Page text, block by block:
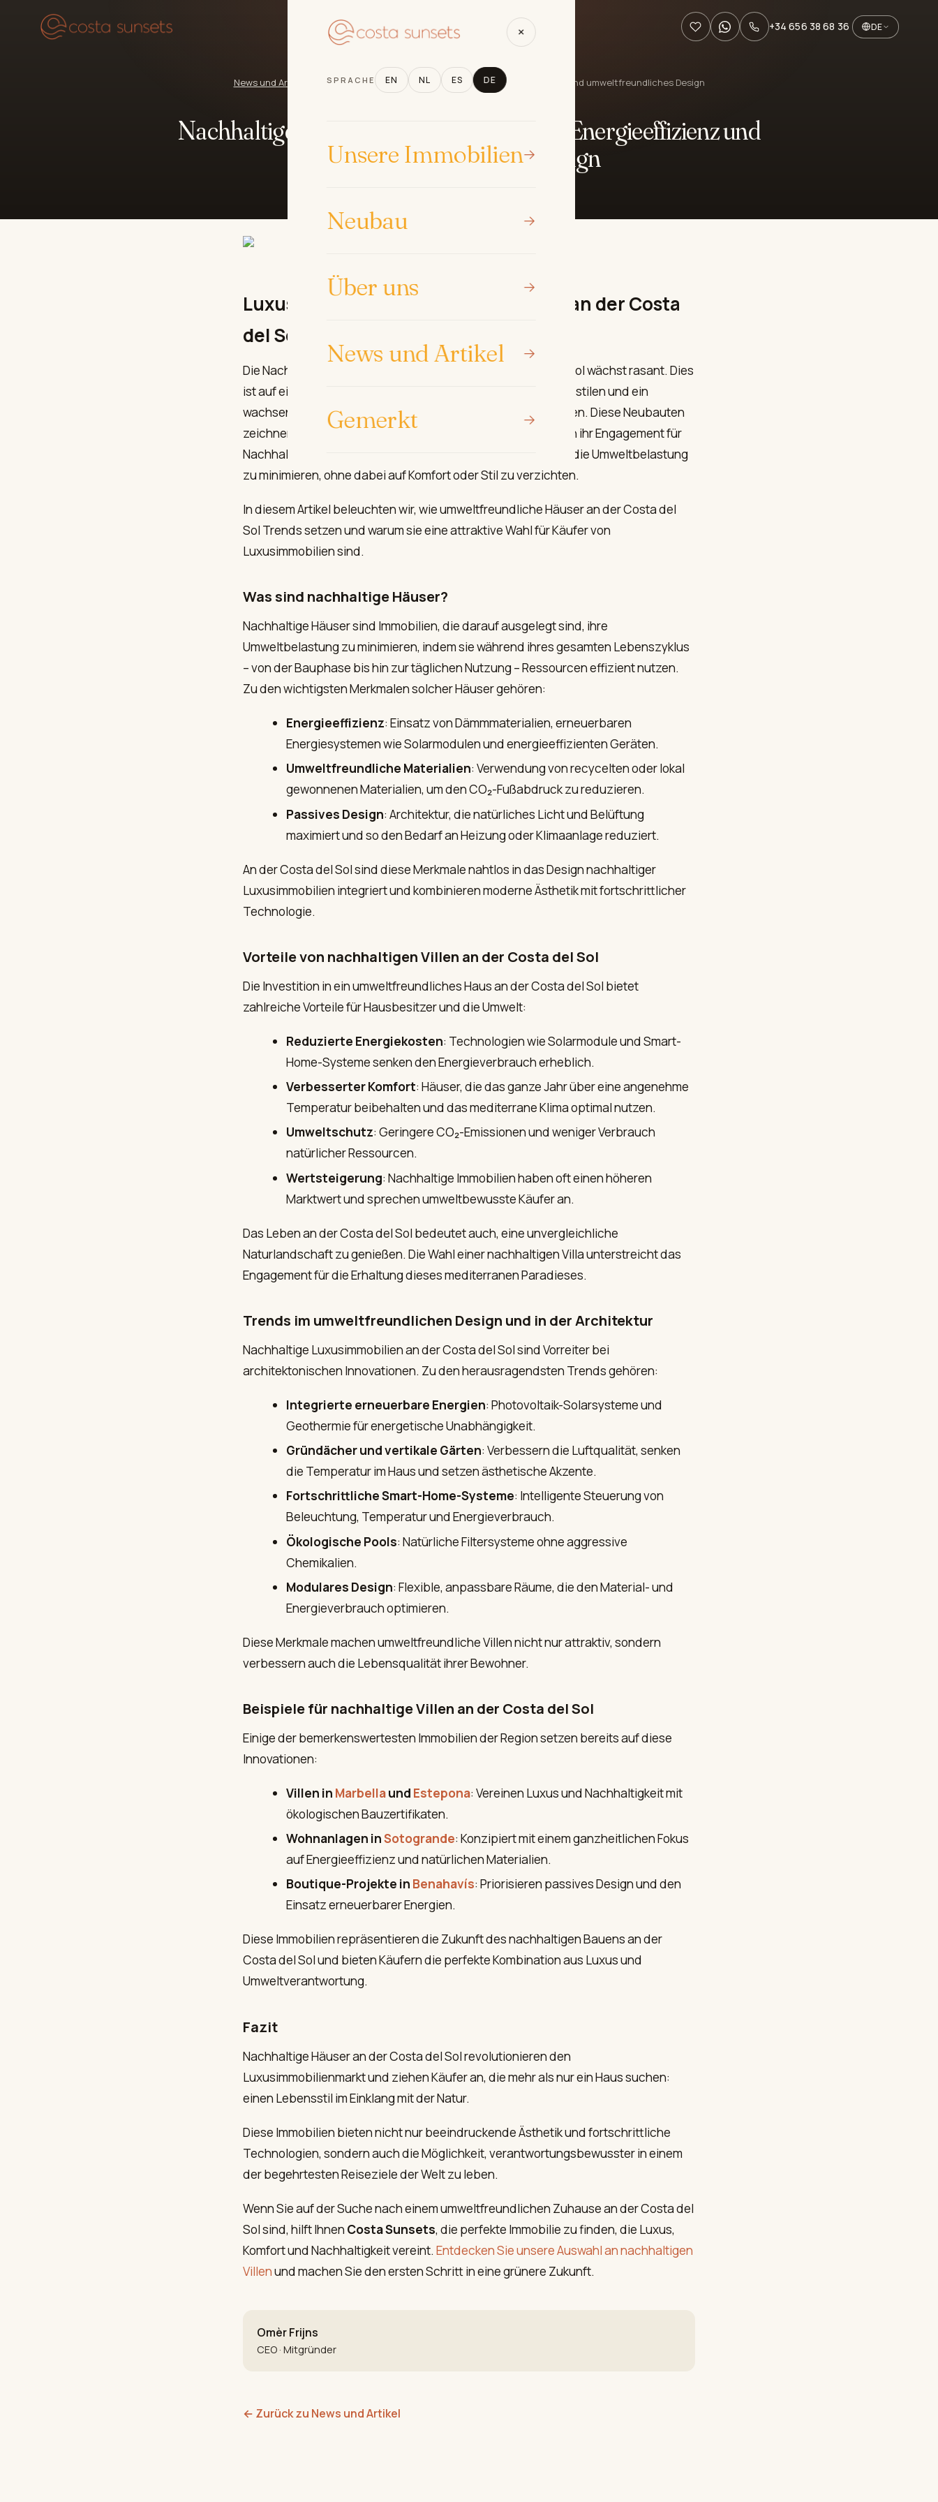
Unsere ImmobilienNeubauÜber uns News und Artikel +34 656 38 68 36 DE
×
SPRACHE EN NL ES DE
Unsere Immobilien
Neubau
Über uns
News und Artikel
Gemerkt
News und Artikel Nachhaltige Häuser an der Costa del Sol: Energieeffizienz und umweltfreundliches Design
Nachhaltige Häuser an der Costa del Sol: Energieeffizienz und
umweltfreundliches Design
Luxusimmobilien und Nachhaltigkeit an der Costa
del Sol
Die Nachfrage nach nachhaltigen Häusern an der Costa del Sol wächst rasant. Dies
ist auf ein steigendes Interesse an umweltbewussten Lebensstilen und ein
wachsendes Bewusstsein für Energieeffizienz zurückzuführen. Diese Neubauten
zeichnen sich nicht nur durch Luxus aus, sondern auch durch ihr Engagement für
Nachhaltigkeit. Sie bieten Häuser, die darauf ausgelegt sind, die Umweltbelastung
zu minimieren, ohne dabei auf Komfort oder Stil zu verzichten.
In diesem Artikel beleuchten wir, wie umweltfreundliche Häuser an der Costa del
Sol Trends setzen und warum sie eine attraktive Wahl für Käufer von
Luxusimmobilien sind.
Was sind nachhaltige Häuser?
Nachhaltige Häuser sind Immobilien, die darauf ausgelegt sind, ihre
Umweltbelastung zu minimieren, indem sie während ihres gesamten Lebenszyklus
– von der Bauphase bis hin zur täglichen Nutzung – Ressourcen effizient nutzen.
Zu den wichtigsten Merkmalen solcher Häuser gehören:
Energieeffizienz: Einsatz von Dämmmaterialien, erneuerbaren
Energiesystemen wie Solarmodulen und energieeffizienten Geräten.
Umweltfreundliche Materialien: Verwendung von recycelten oder lokal
gewonnenen Materialien, um den CO₂-Fußabdruck zu reduzieren.
Passives Design: Architektur, die natürliches Licht und Belüftung
maximiert und so den Bedarf an Heizung oder Klimaanlage reduziert.
An der Costa del Sol sind diese Merkmale nahtlos in das Design nachhaltiger
Luxusimmobilien integriert und kombinieren moderne Ästhetik mit fortschrittlicher
Technologie.
Vorteile von nachhaltigen Villen an der Costa del Sol
Die Investition in ein umweltfreundliches Haus an der Costa del Sol bietet
zahlreiche Vorteile für Hausbesitzer und die Umwelt:
Reduzierte Energiekosten: Technologien wie Solarmodule und Smart-
Home-Systeme senken den Energieverbrauch erheblich.
Verbesserter Komfort: Häuser, die das ganze Jahr über eine angenehme
Temperatur beibehalten und das mediterrane Klima optimal nutzen.
Umweltschutz: Geringere CO₂-Emissionen und weniger Verbrauch
natürlicher Ressourcen.
Wertsteigerung: Nachhaltige Immobilien haben oft einen höheren
Marktwert und sprechen umweltbewusste Käufer an.
Das Leben an der Costa del Sol bedeutet auch, eine unvergleichliche
Naturlandschaft zu genießen. Die Wahl einer nachhaltigen Villa unterstreicht das
Engagement für die Erhaltung dieses mediterranen Paradieses.
Trends im umweltfreundlichen Design und in der Architektur
Nachhaltige Luxusimmobilien an der Costa del Sol sind Vorreiter bei
architektonischen Innovationen. Zu den herausragendsten Trends gehören:
Integrierte erneuerbare Energien: Photovoltaik-Solarsysteme und
Geothermie für energetische Unabhängigkeit.
Gründächer und vertikale Gärten: Verbessern die Luftqualität, senken
die Temperatur im Haus und setzen ästhetische Akzente.
Fortschrittliche Smart-Home-Systeme: Intelligente Steuerung von
Beleuchtung, Temperatur und Energieverbrauch.
Ökologische Pools: Natürliche Filtersysteme ohne aggressive
Chemikalien.
Modulares Design: Flexible, anpassbare Räume, die den Material- und
Energieverbrauch optimieren.
Diese Merkmale machen umweltfreundliche Villen nicht nur attraktiv, sondern
verbessern auch die Lebensqualität ihrer Bewohner.
Beispiele für nachhaltige Villen an der Costa del Sol
Einige der bemerkenswertesten Immobilien der Region setzen bereits auf diese
Innovationen:
Villen in Marbellaund Estepona: Vereinen Luxus und Nachhaltigkeit mit
ökologischen Bauzertifikaten.
Wohnanlagen inSotogrande: Konzipiert mit einem ganzheitlichen Fokus
auf Energieeffizienz und natürlichen Materialien.
Boutique-Projekte in Benahavís: Priorisieren passives Design und den
Einsatz erneuerbarer Energien.
Diese Immobilien repräsentieren die Zukunft des nachhaltigen Bauens an der
Costa del Sol und bieten Käufern die perfekte Kombination aus Luxus und
Umweltverantwortung.
Fazit
Nachhaltige Häuser an der Costa del Sol revolutionieren den
Luxusimmobilienmarkt und ziehen Käufer an, die mehr als nur ein Haus suchen:
einen Lebensstil im Einklang mit der Natur.
Diese Immobilien bieten nicht nur beeindruckende Ästhetik und fortschrittliche
Technologien, sondern auch die Möglichkeit, verantwortungsbewusster in einem
der begehrtesten Reiseziele der Welt zu leben.
Wenn Sie auf der Suche nach einem umweltfreundlichen Zuhause an der Costa del
Sol sind, hilft Ihnen Costa Sunsets, die perfekte Immobilie zu finden, die Luxus,
Komfort und Nachhaltigkeit vereint. Entdecken Sie unsere Auswahl an nachhaltigen
Villenund machen Sie den ersten Schritt in eine grünere Zukunft.
Omèr Frijns
CEO · Mitgründer
← Zurück zu News und Artikel